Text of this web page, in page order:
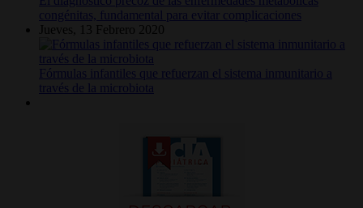
congénitas, fundamental para evitar complicaciones
Jueves, 13 Febrero 2020
Fórmulas infantiles que refuerzan el sistema inmunitario a
través de la microbiota